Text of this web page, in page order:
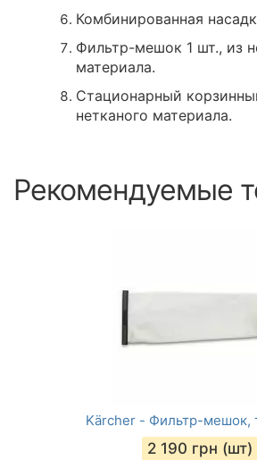
Комбинированная
Фильтр-мешок 1 шт., из
материала.
Стационарный
нетканого материала.
Рекомендуемые
Kärcher - Фильтр-мешок,
2 190 грн (шт)